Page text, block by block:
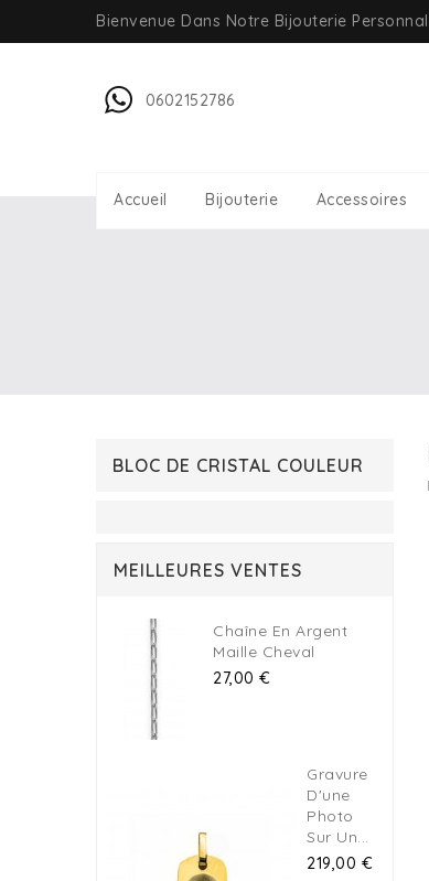
Bienvenue Dans Notre Bijouterie
0602152786
Accueil Bijouterie Accessoires
BLOC DE CRISTAL COULEUR
MEILLEURES VENTES
Chaîne En Argent
Maille Cheval
Prix
27,00 €
Gravure
D'une
Photo
Sur Un...
Prix
219,00 €